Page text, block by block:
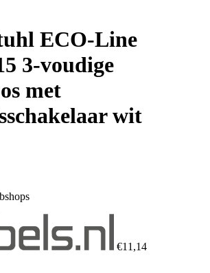
ECO-Line
3-voudige
met
wit
€11,14